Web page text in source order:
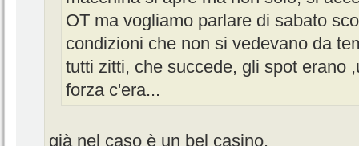
OT ma vogliamo parlare di sabato
condizioni che non si vedevano da
tutti zitti, che succede, gli spot erano
forza c'era...
già nel caso è un bel casino.